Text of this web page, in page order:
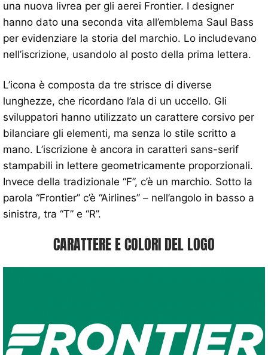
una nuova livrea per gli aerei Frontier. I designer
hanno dato una seconda vita all’emblema Saul Bass
per evidenziare la storia del marchio. Lo includevano
nell’iscrizione, usandolo al posto della prima lettera.
L’icona è composta da tre strisce di diverse
lunghezze, che ricordano l’ala di un uccello. Gli
sviluppatori hanno utilizzato un carattere corsivo per
bilanciare gli elementi, ma senza lo stile scritto a
mano. L’iscrizione è ancora in caratteri sans-serif
stampabili in lettere geometricamente proporzionali.
Invece della tradizionale “F”, c’è un marchio. Sotto la
parola “Frontier” c’è “Airlines” – nell’angolo in basso a
sinistra, tra “T” e “R”.
CARATTERE E COLORI DEL LOGO